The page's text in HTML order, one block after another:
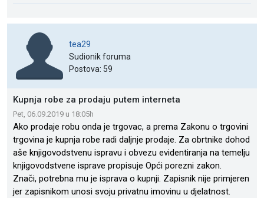
tea29
Sudionik foruma
Postova: 59
Kupnja robe za prodaju putem interneta
Pet, 06.09.2019 u 18:05h
Ako prodaje robu onda je trgovac, a prema Zakonu o trgovini
trgovina je kupnja robe radi daljnje prodaje. Za obrtnike dohod
aše knjigovodstvenu ispravu i obvezu evidentiranja na temelju
knjigovodstvene isprave propisuje Opći porezni zakon.
Znači, potrebna mu je isprava o kupnji. Zapisnik nije primjeren
jer zapisnikom unosi svoju privatnu imovinu u djelatnost.